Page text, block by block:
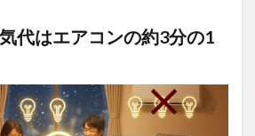
代はエアコンの約3分の1